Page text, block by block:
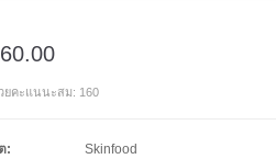
ยคะแนนะสม: 160
:
Skinfood